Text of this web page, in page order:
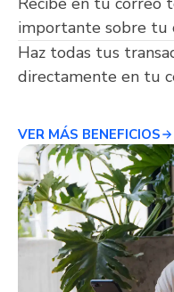
importante sobre tu
Haz todas tus
directamente en tu
VER MÁS BENEFICIOS